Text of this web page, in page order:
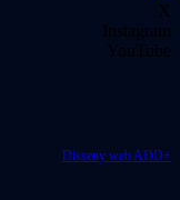
X
Instagram
YouTube
Disseny web ADD+